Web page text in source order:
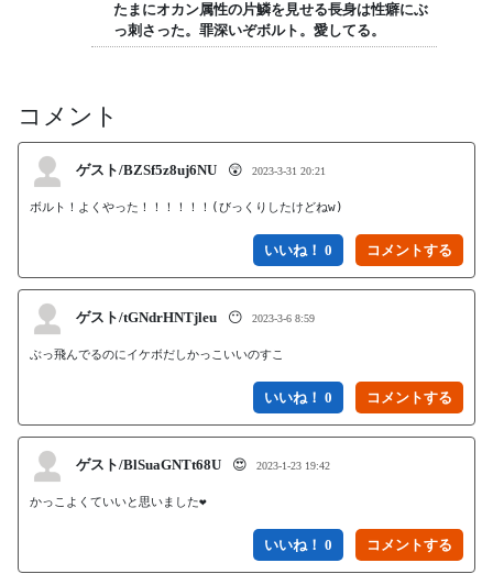
たまにオカン属性の片鱗を見せる長身は性癖にぶ
っ刺さった。罪深いぞボルト。愛してる。
コメント
ゲスト/BZSf5z8uj6NU 😲 2023-3-31 20:21
ボルト！よくやった！！！！！！(びっくりしたけどねw)
いいね！ 0
ゲスト/tGNdrHNTjleu 😶 2023-3-6 8:59
ぶっ飛んでるのにイケボだしかっこいいのすこ
いいね！ 0
ゲスト/BlSuaGNTt68U 😍 2023-1-23 19:42
かっこよくていいと思いました❤
いいね！ 0